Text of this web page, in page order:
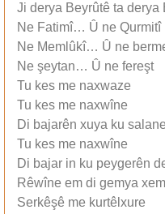
Ji derya Beyrûtê ta derya
Ne Fatimî… Û ne Qurmitî
Ne Memlûkî… Û ne
Ne şeytan… Û ne fereşt
Tu kes me naxwaze
Tu kes me naxwîne
Di bajarên xuya ku
Tu kes me naxwîne
Di bajar in ku peygerên
Rêwîne em di gemya
Serkêşê me kurtêlxure